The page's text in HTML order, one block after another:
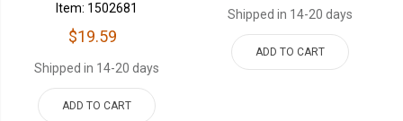
Item: 1502681
$19.59
Shipped in 14-20 days
ADD TO CART
Shipped in 14-20 days
ADD TO CART